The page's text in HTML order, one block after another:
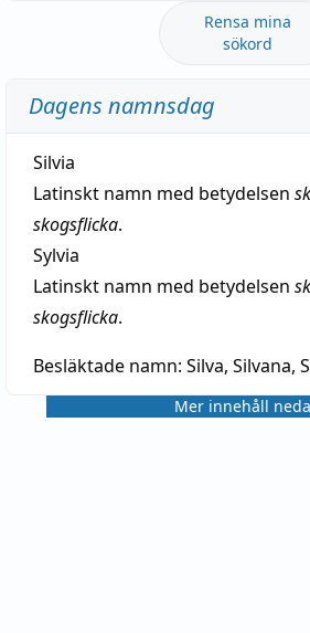
Rensa mina
sökord
Dagens namnsdag
Silvia
Latinskt namn med betydelsen
skogsflicka.
Sylvia
Latinskt namn med betydelsen
skogsflicka.
Besläktade namn: Silva, Silvana,
Mer innehåll